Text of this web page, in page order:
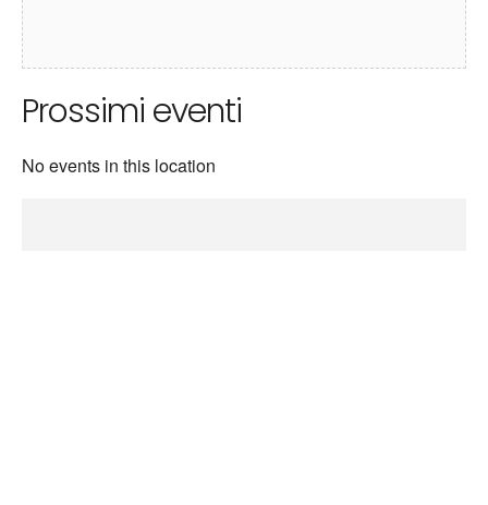
Prossimi eventi
No events in this location